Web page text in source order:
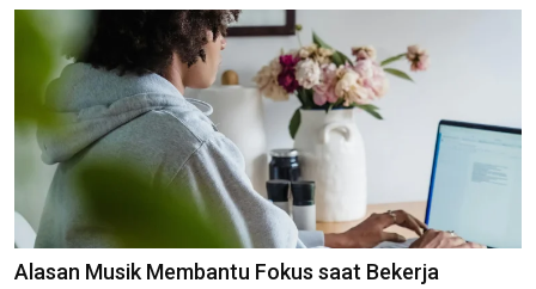
Alasan Musik Membantu Fokus saat Bekerja